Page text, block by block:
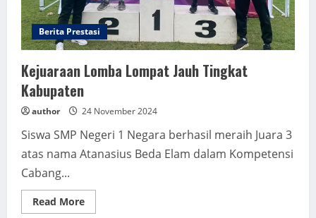
Berita Prestasi
Kejuaraan Lomba Lompat Jauh Tingkat
Kabupaten
author 24 November 2024
Siswa SMP Negeri 1 Negara berhasil meraih Juara 3
atas nama Atanasius Beda Elam dalam Kompetensi
Cabang...
Read MoreRead
more